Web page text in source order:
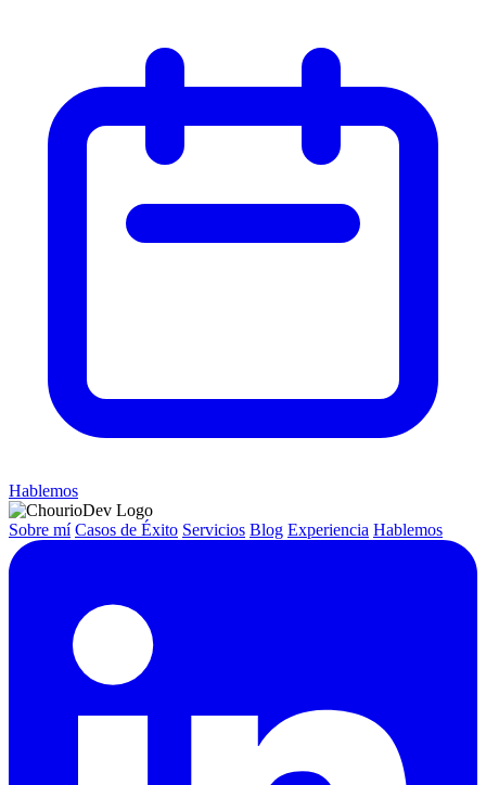
Hablemos
Sobre mí Casos de Éxito Servicios Blog Experiencia Hablemos